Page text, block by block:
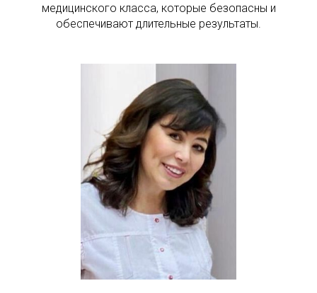
медицинского класса, которые безопасны и
обеспечивают длительные результаты.